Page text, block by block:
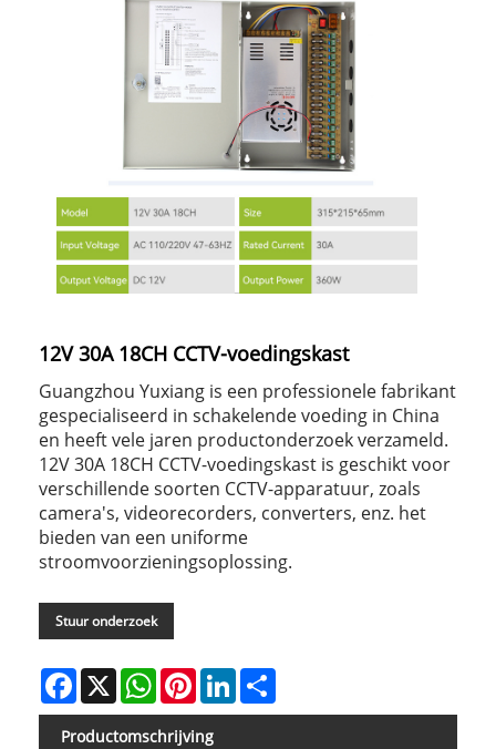
12V 30A 18CH CCTV-voedingskast
Guangzhou Yuxiang is een professionele fabrikant
gespecialiseerd in schakelende voeding in China
en heeft vele jaren productonderzoek verzameld.
12V 30A 18CH CCTV-voedingskast is geschikt voor
verschillende soorten CCTV-apparatuur, zoals
camera's, videorecorders, converters, enz. het
bieden van een uniforme
stroomvoorzieningsoplossing.
Stuur onderzoek
Facebook
X WhatsAppPinterestLinkedIn
Productomschrijving